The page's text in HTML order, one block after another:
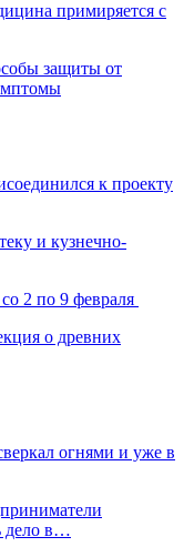
примиряется с
защиты от
к проекту
и кузнечно-
2 по 9 февраля
о древних
огнями и уже в
дело в…